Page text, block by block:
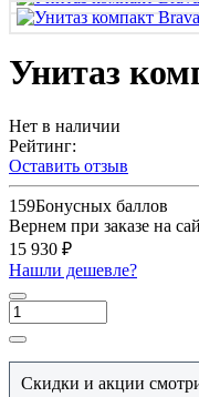
Унитаз
Нет в наличии
Рейтинг:
Оставить отзыв
159Бонусных баллов
Вернем при заказе на
15 930 ₽
Нашли дешевле?
Скидки и акции